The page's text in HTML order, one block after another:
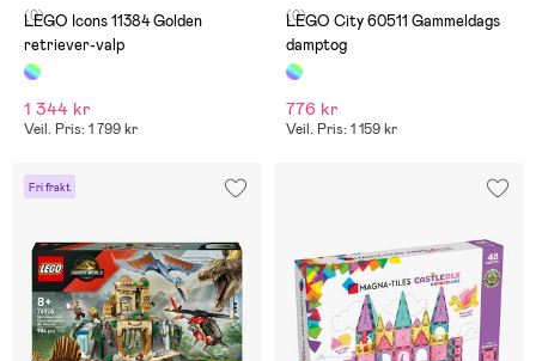
(0)
LEGO Icons 11384 Golden
retriever-valp
1 344 kr
Veil. Pris: 1 799 kr
(0)
LEGO City 60511 Gammeldags
damptog
776 kr
Veil. Pris: 1 159 kr
Fri frakt